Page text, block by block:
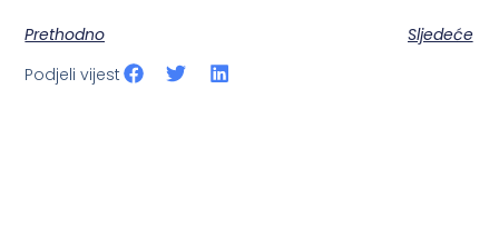
Prethodno
Sljedeće
Podjeli vijest